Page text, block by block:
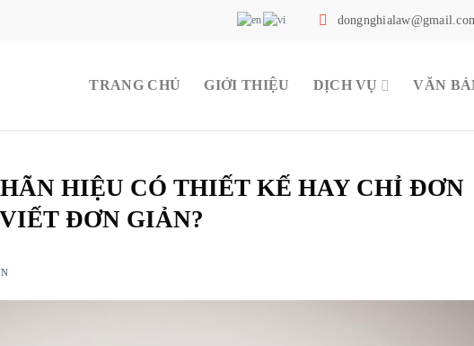
TRANG CHỦ GIỚI THIỆU DỊCH VỤ VĂN
HIỆU CÓ THIẾT KẾ HAY CHỈ ĐƠN
ĐƠN GIẢN?